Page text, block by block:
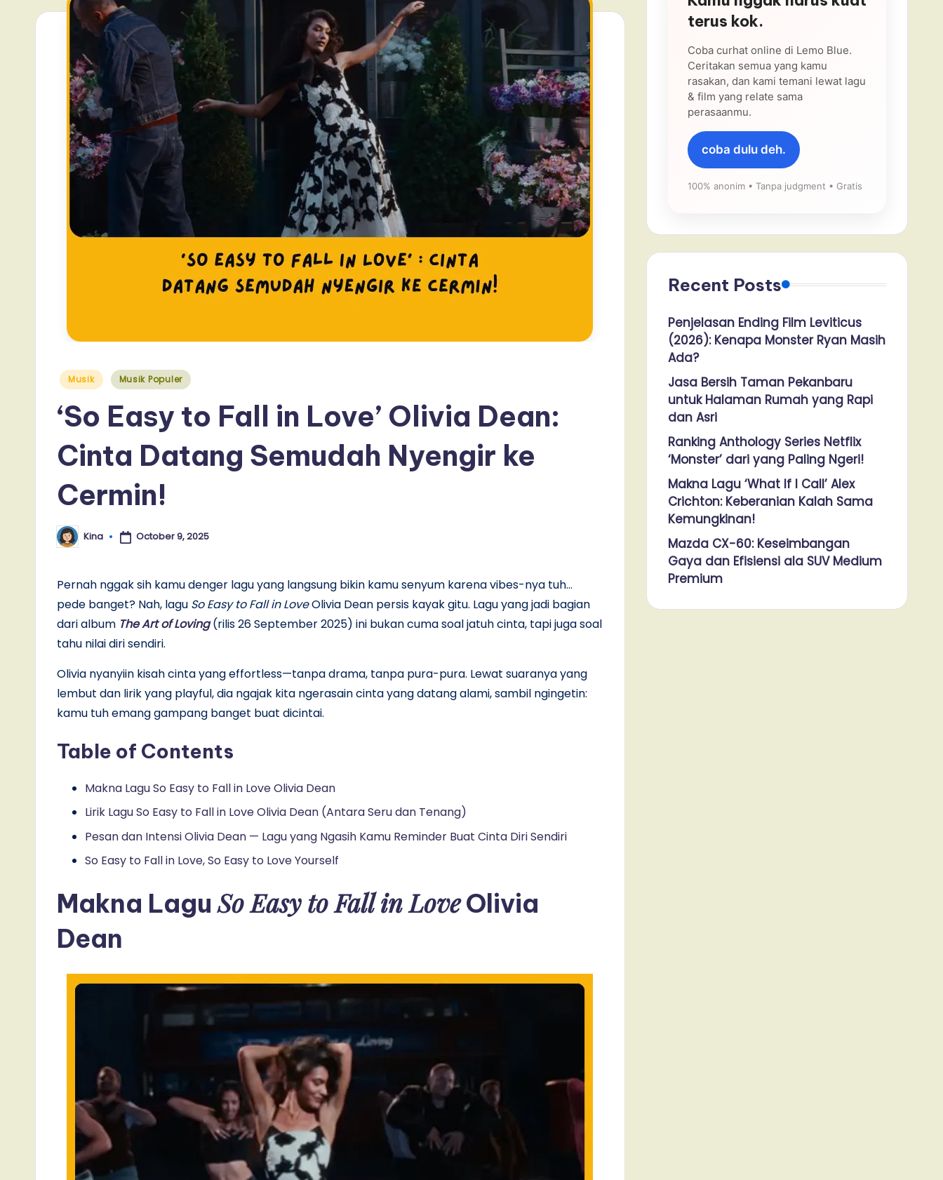
Posted
Musik Musik Populer
‘So Easy to Fall in Love’ Olivia Dean:
Cinta Datang Semudah Nyengir ke
Cermin!
Posted
by
Kina October 9, 2025
Pernah nggak sih kamu denger lagu yang langsung bikin kamu senyum karena vibes-nya tuh…
pede banget? Nah, lagu So Easy to Fall in LoveOlivia Dean persis kayak gitu. Lagu yang jadi bagian
dari album The Art of Loving(rilis 26 September 2025) ini bukan cuma soal jatuh cinta, tapi juga soal
tahu nilai diri sendiri.
Olivia nyanyiin kisah cinta yang effortless—tanpa drama, tanpa pura-pura. Lewat suaranya yang
lembut dan lirik yang playful, dia ngajak kita ngerasain cinta yang datang alami, sambil ngingetin:
kamu tuh emang gampang banget buat dicintai.
Table of Contents
Makna Lagu So Easy to Fall in Love Olivia Dean
Lirik Lagu So Easy to Fall in Love Olivia Dean (Antara Seru dan Tenang)
Pesan dan Intensi Olivia Dean — Lagu yang Ngasih Kamu Reminder Buat Cinta Diri Sendiri
So Easy to Fall in Love, So Easy to Love Yourself
Makna LaguSo Easy to Fall in LoveOlivia
Dean
terus kok.
Coba curhat online di Lemo Blue.
Ceritakan semua yang kamu
rasakan, dan kami temani lewat lagu
& film yang relate sama
perasaanmu.
coba dulu deh.
100% anonim • Tanpa judgment • Gratis
Recent Posts
Penjelasan Ending Film Leviticus
(2026): Kenapa Monster Ryan Masih
Ada?
Jasa Bersih Taman Pekanbaru
untuk Halaman Rumah yang Rapi
dan Asri
Ranking Anthology Series Netflix
‘Monster’ dari yang Paling Ngeri!
Makna Lagu ‘What If I Call’ Alex
Crichton: Keberanian Kalah Sama
Kemungkinan!
Mazda CX-60: Keseimbangan
Gaya dan Efisiensi ala SUV Medium
Premium